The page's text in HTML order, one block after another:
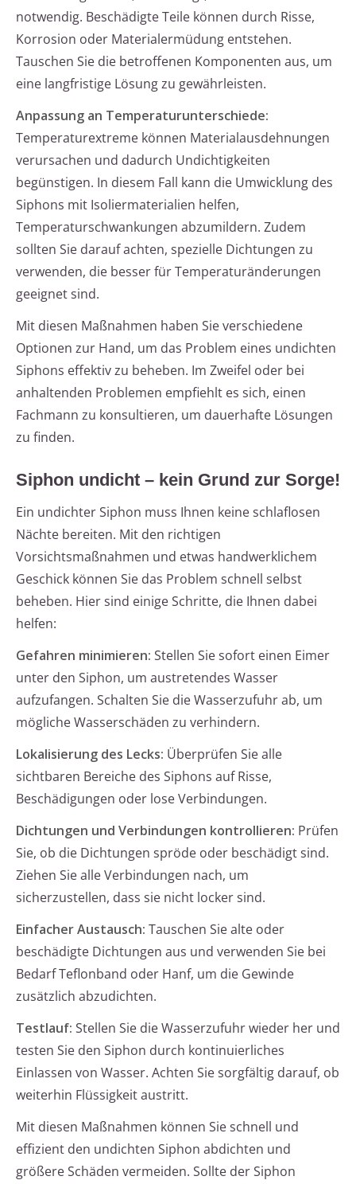
notwendig. Beschädigte Teile können durch Risse,
Korrosion oder Materialermüdung entstehen.
Tauschen Sie die betroffenen Komponenten aus, um
eine langfristige Lösung zu gewährleisten.
Anpassung an Temperaturunterschiede:
Temperaturextreme können Materialausdehnungen
verursachen und dadurch Undichtigkeiten
begünstigen. In diesem Fall kann die Umwicklung des
Siphons mit Isoliermaterialien helfen,
Temperaturschwankungen abzumildern. Zudem
sollten Sie darauf achten, spezielle Dichtungen zu
verwenden, die besser für Temperaturänderungen
geeignet sind.
Mit diesen Maßnahmen haben Sie verschiedene
Optionen zur Hand, um das Problem eines undichten
Siphons effektiv zu beheben. Im Zweifel oder bei
anhaltenden Problemen empfiehlt es sich, einen
Fachmann zu konsultieren, um dauerhafte Lösungen
zu finden.
Siphon undicht – kein Grund zur Sorge!
Ein undichter Siphon muss Ihnen keine schlaflosen
Nächte bereiten. Mit den richtigen
Vorsichtsmaßnahmen und etwas handwerklichem
Geschick können Sie das Problem schnell selbst
beheben. Hier sind einige Schritte, die Ihnen dabei
helfen:
Gefahren minimieren: Stellen Sie sofort einen Eimer
unter den Siphon, um austretendes Wasser
aufzufangen. Schalten Sie die Wasserzufuhr ab, um
mögliche Wasserschäden zu verhindern.
Lokalisierung des Lecks: Überprüfen Sie alle
sichtbaren Bereiche des Siphons auf Risse,
Beschädigungen oder lose Verbindungen.
Dichtungen und Verbindungen kontrollieren: Prüfen
Sie, ob die Dichtungen spröde oder beschädigt sind.
Ziehen Sie alle Verbindungen nach, um
sicherzustellen, dass sie nicht locker sind.
Einfacher Austausch: Tauschen Sie alte oder
beschädigte Dichtungen aus und verwenden Sie bei
Bedarf Teflonband oder Hanf, um die Gewinde
zusätzlich abzudichten.
Testlauf: Stellen Sie die Wasserzufuhr wieder her und
testen Sie den Siphon durch kontinuierliches
Einlassen von Wasser. Achten Sie sorgfältig darauf, ob
weiterhin Flüssigkeit austritt.
Mit diesen Maßnahmen können Sie schnell und
effizient den undichten Siphon abdichten und
größere Schäden vermeiden. Sollte der Siphon